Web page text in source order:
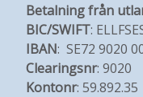
Betalning från
BIC/SWIFT:
IBAN: SE72 9020
Clearingsnr: 9020
Kontonr: 59.892.35